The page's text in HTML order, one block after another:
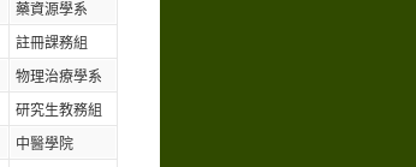
藥資源學系
註冊課務組
物理治療學系
研究生教務組
中醫學院